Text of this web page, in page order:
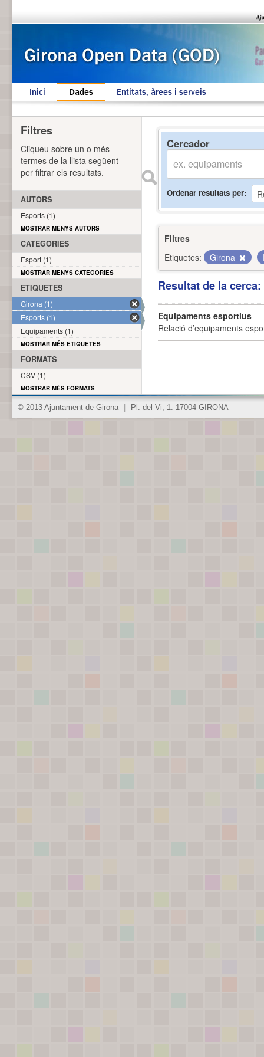
Inici Dades Entitats, àrees i serveis
Cercador
Ordenar resultats per
Filtres
Etiquetes:
Girona
Resultat de la
Equipaments esportius
Relació d’equipaments
Filtres
Cliqueu sobre un o més
termes de la llista següent
per filtrar els resultats.
AUTORS
Esports (1)
MOSTRAR MENYS AUTORS
CATEGORIES
Esport (1)
MOSTRAR MENYS CATEGORIES
ETIQUETES
Girona (1)
Esports (1)
Equipaments (1)
MOSTRAR MÉS ETIQUETES
FORMATS
CSV (1)
MOSTRAR MÉS FORMATS
© 2013 Ajuntament de Girona Pl. del Vi, 1. 17004 GIRONA